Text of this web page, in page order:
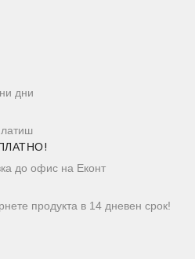
дни
до офис на Еконт
продукта в 14 дневен срок!